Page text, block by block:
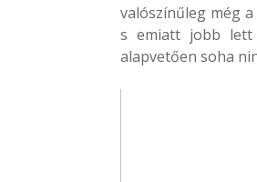
valószínűleg még
s emiatt jobb lett
alapvetően soha